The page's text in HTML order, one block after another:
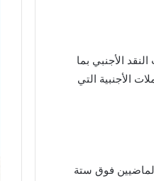
مبيعات النقد الأجنبي بما
الأجنبية التي
الماضيين فوق ستة